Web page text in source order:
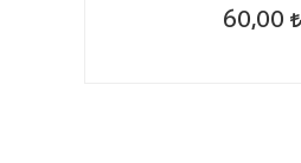
60,00